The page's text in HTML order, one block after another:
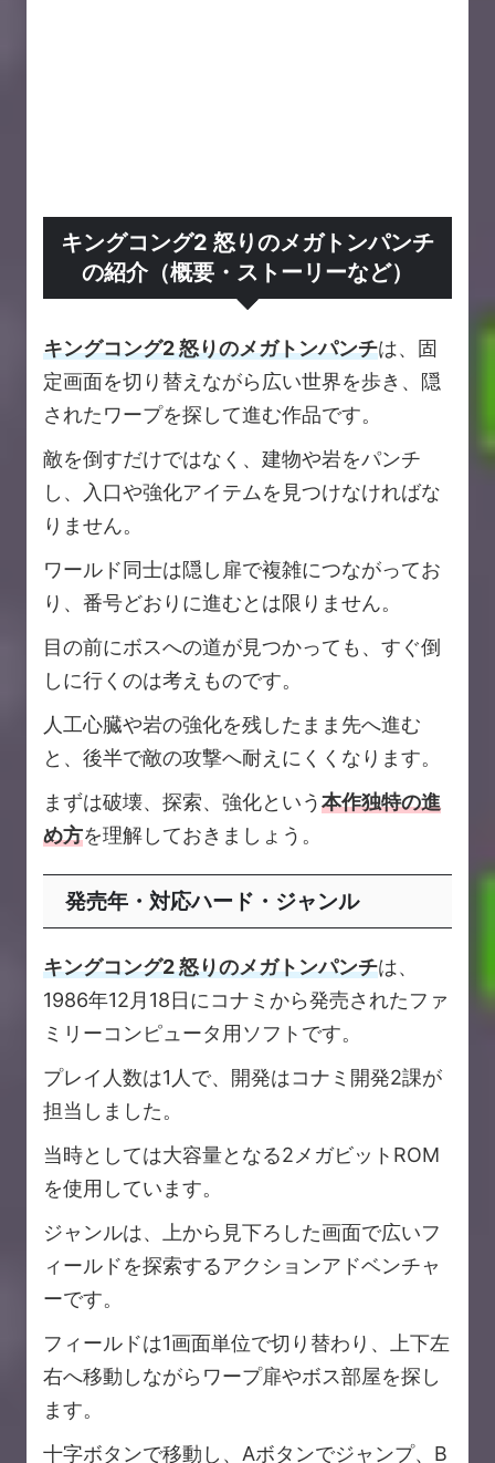
キングコング2 怒りのメガトンパンチ
の紹介（概要・ストーリーなど）
キングコング2 怒りのメガトンパンチは、固
定画面を切り替えながら広い世界を歩き、隠
されたワープを探して進む作品です。
敵を倒すだけではなく、建物や岩をパンチ
し、入口や強化アイテムを見つけなければな
りません。
ワールド同士は隠し扉で複雑につながってお
り、番号どおりに進むとは限りません。
目の前にボスへの道が見つかっても、すぐ倒
しに行くのは考えものです。
人工心臓や岩の強化を残したまま先へ進む
と、後半で敵の攻撃へ耐えにくくなります。
まずは破壊、探索、強化という本作独特の進
め方を理解しておきましょう。
発売年・対応ハード・ジャンル
キングコング2 怒りのメガトンパンチは、
1986年12月18日にコナミから発売されたファ
ミリーコンピュータ用ソフトです。
プレイ人数は1人で、開発はコナミ開発2課が
担当しました。
当時としては大容量となる2メガビットROM
を使用しています。
ジャンルは、上から見下ろした画面で広いフ
ィールドを探索するアクションアドベンチャ
ーです。
フィールドは1画面単位で切り替わり、上下左
右へ移動しながらワープ扉やボス部屋を探し
ます。
十字ボタンで移動し、Aボタンでジャンプ、B